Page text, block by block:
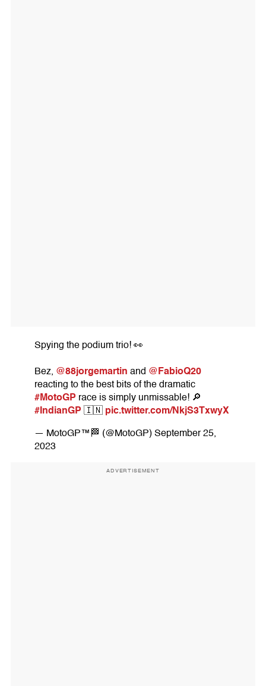
Spying the podium trio! 👀
Bez, @88jorgemartinand @FabioQ20
reacting to the best bits of the dramatic
#MotoGP race is simply unmissable! 🔎
#IndianGP🇮🇳pic.twitter.com/NkjS3TxwyX
— MotoGP™🏁 (@MotoGP)September 25,
2023
ADVERTISEMENT